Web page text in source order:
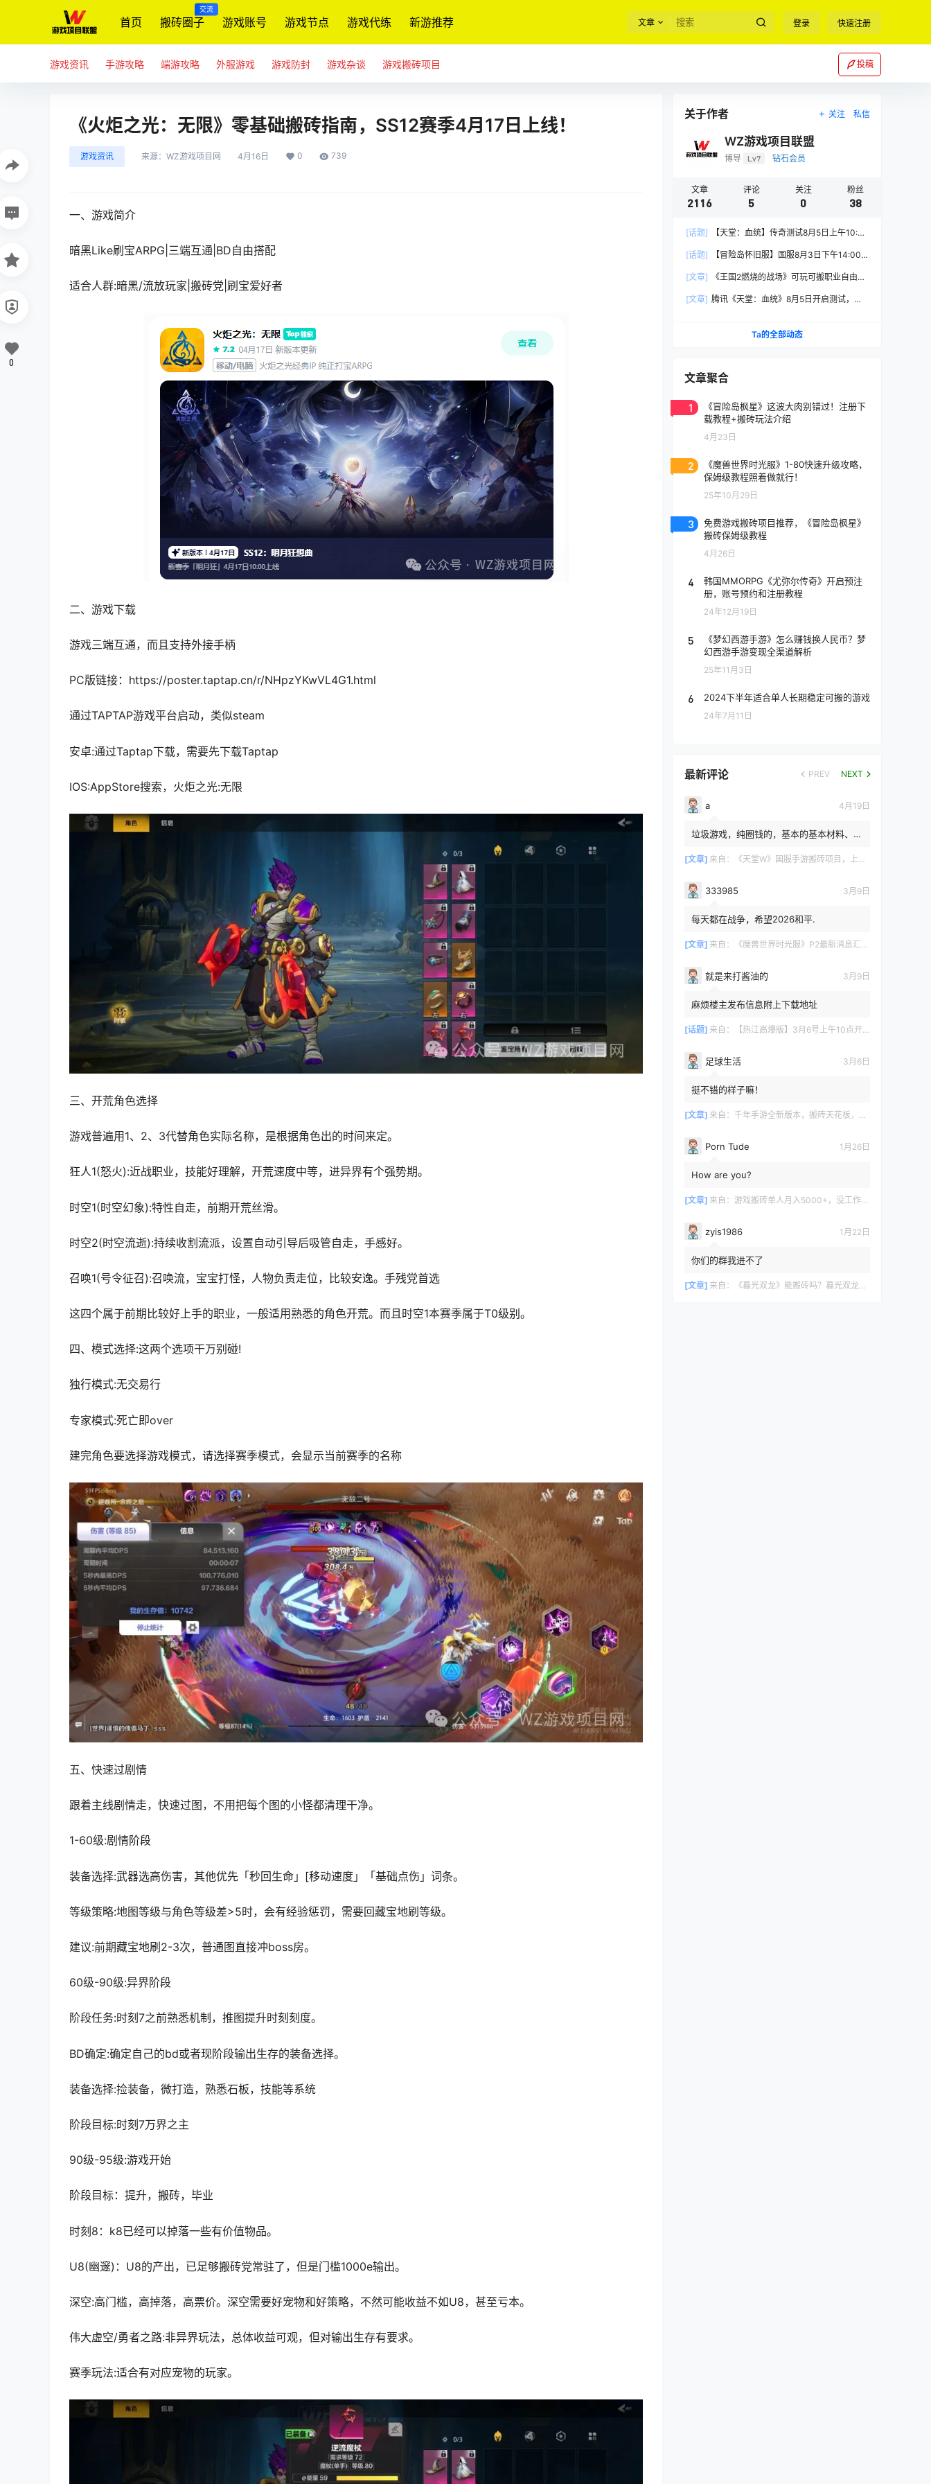
首页 搬砖圈子
交流
游戏账号 游戏节点 游戏代练 新游推荐 文章 登录 快速注册
游戏资讯 手游攻略 端游攻略 外服游戏 游戏防封 游戏杂谈 游戏搬砖项目 投稿
《火炬之光：无限》零基础搬砖指南，SS12赛季4月17日上线！
游戏资讯 来源： WZ游戏项目网 4月16日 0 739
一、游戏简介
暗黑Like刷宝ARPG|三端互通|BD自由搭配
适合人群:暗黑/流放玩家|搬砖党|刷宝爱好者
二、游戏下载
游戏三端互通，而且支持外接手柄
PC版链接：https://poster.taptap.cn/r/NHpzYKwVL4G1.html
通过TAPTAP游戏平台启动，类似steam
安卓:通过Taptap下载，需要先下载Taptap
IOS:AppStore搜索，火炬之光:无限
三、开荒角色选择
游戏普遍用1、2、3代替角色实际名称，是根据角色出的时间来定。
狂人1(怒火):近战职业，技能好理解，开荒速度中等，进异界有个强势期。
时空1(时空幻象):特性自走，前期开荒丝滑。
时空2(时空流逝):持续收割流派，设置自动引导后吸管自走，手感好。
召唤1(号令征召):召唤流，宝宝打怪，人物负责走位，比较安逸。手残党首选
这四个属于前期比较好上手的职业，一般适用熟悉的角色开荒。而且时空1本赛季属于T0级别。
四、模式选择:这两个选项干万别碰!
独行模式:无交易行
专家模式:死亡即over
建完角色要选择游戏模式，请选择赛季模式，会显示当前赛季的名称
五、快速过剧情
跟着主线剧情走，快速过图，不用把每个图的小怪都清理干净。
1-60级:剧情阶段
装备选择:武器选高伤害，其他优先「秒回生命」[移动速度」「基础点伤」词条。
等级策略:地图等级与角色等级差>5时，会有经验惩罚，需要回藏宝地刷等级。
建议:前期藏宝地刷2-3次，普通图直接冲boss房。
60级-90级:异界阶段
阶段任务:时刻7之前熟悉机制，推图提升时刻刻度。
BD确定:确定自己的bd或者现阶段输出生存的装备选择。
装备选择:捡装备，微打造，熟悉石板，技能等系统
阶段目标:时刻7万界之主
90级-95级:游戏开始
阶段目标：提升，搬砖，毕业
时刻8：k8已经可以掉落一些有价值物品。
U8(幽邃)：U8的产出，已足够搬砖党常驻了，但是门槛1000e输出。
深空:高门槛，高掉落，高票价。深空需要好宠物和好策略，不然可能收益不如U8，甚至亏本。
伟大虚空/勇者之路:非异界玩法，总体收益可观，但对输出生存有要求。
赛季玩法:适合有对应宠物的玩家。
0
关于作者 关注 私信
WZ游戏项目联盟
博导 Lv7 钻石会员
文章
2116
评论
5
关注
0
粉丝
38
[话题]
【天堂：血统】传奇测试8月5日上午10:00
[话题]
【冒险岛怀旧服】国服8月3日下午14:00
[文章]
《王国2燃烧的战场》可玩可搬职业自由，
[文章] 腾讯《天堂：血统》8月5日开启测试，
Ta的全部动态
文章聚合
1
《冒险岛枫星》这波大肉别错过！注册下
载教程+搬砖玩法介绍
4月23日
2
《魔兽世界时光服》1-80快速升级攻略，
保姆级教程照着做就行！
25年10月29日
3
免费游戏搬砖项目推荐，《冒险岛枫星》
搬砖保姆级教程
4月26日
4
韩国MMORPG《尤弥尔传奇》开启预注
册，账号预约和注册教程
24年12月19日
5
《梦幻西游手游》怎么赚钱换人民币？梦
幻西游手游变现全渠道解析
25年11月3日
6 2024下半年适合单人长期稳定可搬的游戏
24年7月11日
最新评论 PREV NEXT
a 4月19日
垃圾游戏，纯圈钱的，基本的基本材料、白
浪费电费，就跟别说绿...
[文章] 来自： 《天堂W》国服手游搬砖项目，上手简单稳定吃肉，适合长期搬砖！
333985 3月9日
每天都在战争，希望2026和平.
[文章] 来自： 《魔兽世界时光服》P2最新消息汇总，九大硬核干货速报
就是来打酱油的 3月9日
麻烦楼主发布信息附上下载地址
[话题] 来自： 【热江高爆版】3月6号上午10点开服
足球生活 3月6日
挺不错的样子嘛！
[文章] 来自： 千年手游全新版本，搬砖天花板，闭着眼都能赚！
Porn Tude 1月26日
How are you?
[文章] 来自： 游戏搬砖单人月入5000+，没工作在家一个人就能做
zyis1986 1月22日
你们的群我进不了
[文章] 来自： 《暮光双龙》能搬砖吗？暮光双龙搬砖攻略教程